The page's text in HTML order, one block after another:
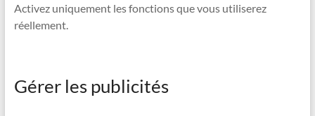
Activez uniquement les fonctions que vous utiliserez
réellement.
Gérer les publicités